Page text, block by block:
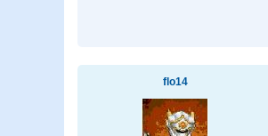
flo14